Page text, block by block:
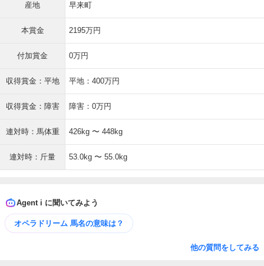
産地 早来町
本賞金 2195万円
付加賞金 0万円
収得賞金：平地 平地：400万円
収得賞金：障害 障害：0万円
連対時：馬体重 426kg 〜 448kg
連対時：斤量 53.0kg 〜 55.0kg
Agent i に聞いてみよう
オペラドリーム 馬名の意味は？
他の質問をしてみる